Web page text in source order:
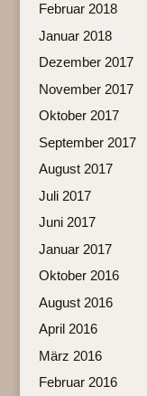
Februar 2018
Januar 2018
Dezember 2017
November 2017
Oktober 2017
September 2017
August 2017
Juli 2017
Juni 2017
Januar 2017
Oktober 2016
August 2016
April 2016
März 2016
Februar 2016